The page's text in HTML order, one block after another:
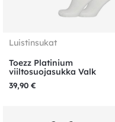
Luistinsukat
Toezz Platinium
viiltosuojasukka Valk
39,90 €